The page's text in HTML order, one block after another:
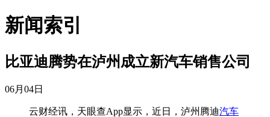
新闻索引
比亚迪腾势在泸州成立新汽车销售公司
06月04日
云财经讯，天眼查App显示，近日，泸州腾迪汽车